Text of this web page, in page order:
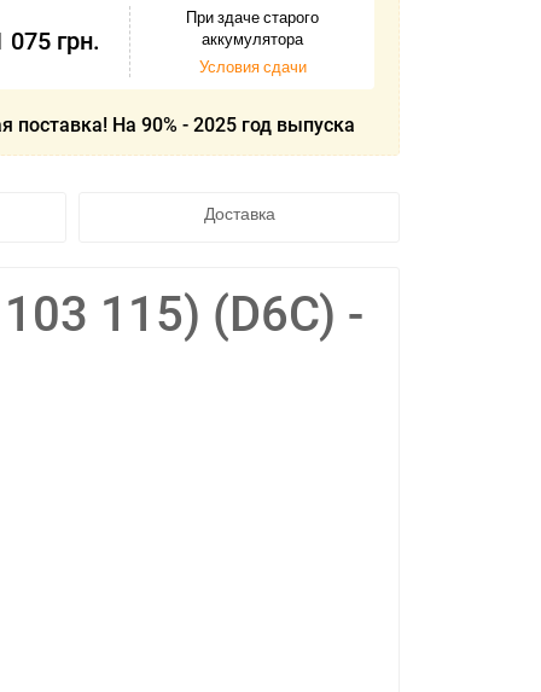
075 грн.
При здаче старого
аккумулятора
Условия сдачи
поставка! На 90% - 2025 год выпуска
Доставка
115) (D6C) -